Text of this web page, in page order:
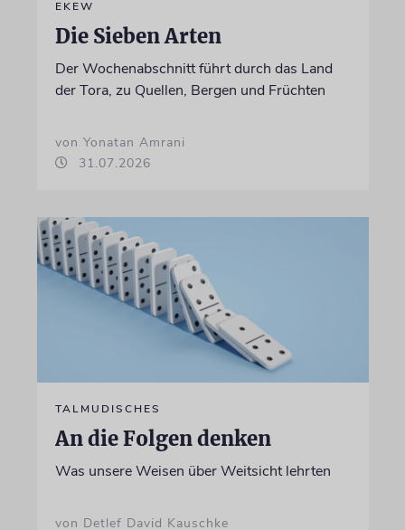
EKEW
Die Sieben Arten
Der Wochenabschnitt führt durch das Land
der Tora, zu Quellen, Bergen und Früchten
von Yonatan Amrani
31.07.2026
TALMUDISCHES
An die Folgen denken
Was unsere Weisen über Weitsicht lehrten
von Detlef David Kauschke